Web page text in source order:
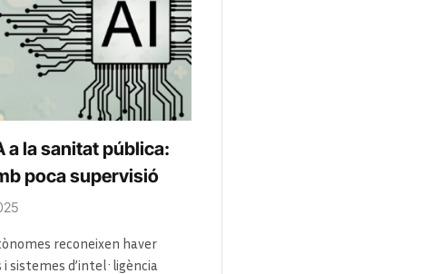
a la sanitat pública:
poca supervisió
reconeixen haver
sistemes d’intel·ligència